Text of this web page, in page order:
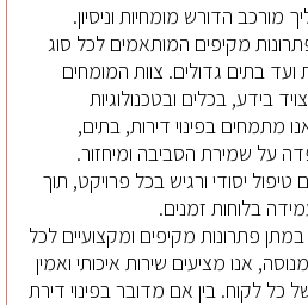
מורכב הדורש מומחיות וניסיון.
מקיפים המותאמים לכל סוג
ועד בתים גדולים. צוות המומחים
בידע, בכלים ובטכנולוגיות
מתמחים בפינוי דירות, בתים,
על שמירת הסביבה ומיחזור.
טיפול יסודי ורגיש בכל פרויקט, תוך
בלוחות זמנים.
פתרונות מקיפים ומקצועיים לכל
אנו מציעים שירות איכותי ואמין
כל לקוח. בין אם מדובר בפינוי דירת